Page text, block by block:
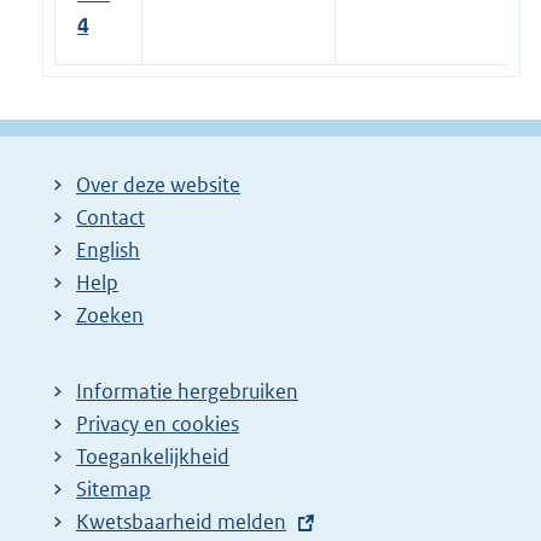
4
Over deze website
Contact
English
Help
Zoeken
Informatie hergebruiken
Privacy en cookies
Toegankelijkheid
Sitemap
E
Kwetsbaarheid melden